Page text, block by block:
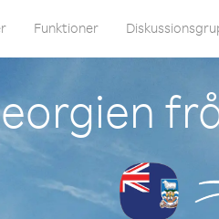
Funktioner